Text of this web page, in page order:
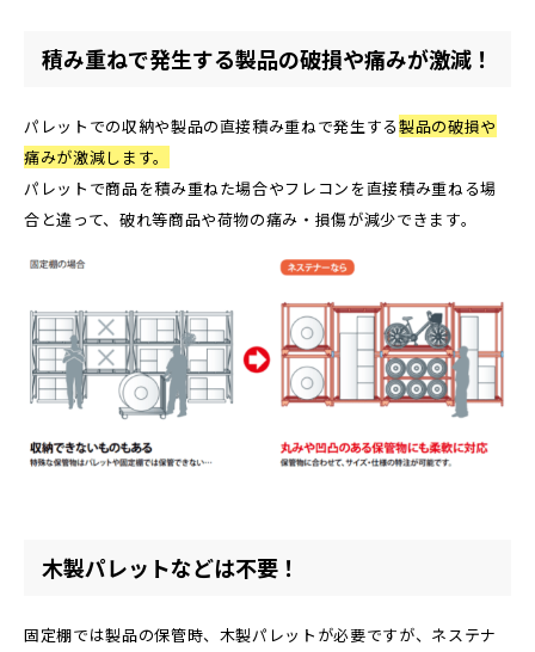
積み重ねで発生する製品の破損や痛みが激減！
パレットでの収納や製品の直接積み重ねで発生する製品の破損や
痛みが激減します。
パレットで商品を積み重ねた場合やフレコンを直接積み重ねる場
合と違って、破れ等商品や荷物の痛み・損傷が減少できます。
木製パレットなどは不要！
固定棚では製品の保管時、木製パレットが必要ですが、ネステナ